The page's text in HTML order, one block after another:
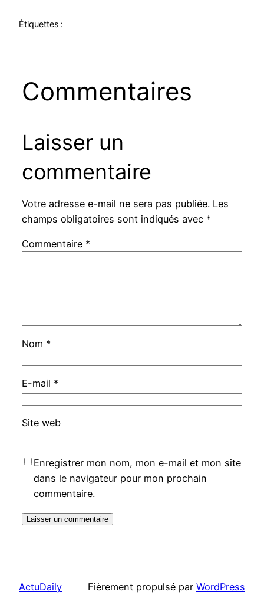
Étiquettes :
Commentaires
Laisser un
commentaire
Votre adresse e-mail ne sera pas publiée. Les
champs obligatoires sont indiqués avec *
Commentaire *
Nom *
E-mail *
Site web
Enregistrer mon nom, mon e-mail et mon site
dans le navigateur pour mon prochain
commentaire.
ActuDaily Fièrement propulsé par WordPress